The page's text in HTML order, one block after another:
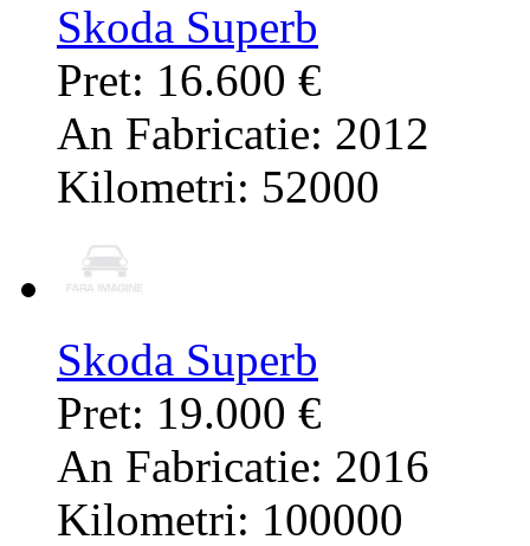
Skoda Superb
Pret: 16.600 €
An Fabricatie: 2012
Kilometri: 52000
Skoda Superb
Pret: 19.000 €
An Fabricatie: 2016
Kilometri: 100000